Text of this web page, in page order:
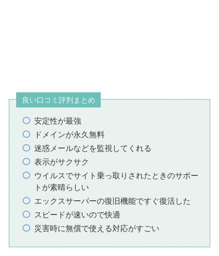
良い口コミ評判まとめ
安定性が最強
ドメインが永久無料
迷惑メールなどを監視してくれる
表示がサクサク
ウイルスでサイト乗っ取りされたときのサポー
トが素晴らしい
エックスサーバーの復旧機能ですぐ復活した
スピードが速いので快適
災害時に無償で使える対応がすごい